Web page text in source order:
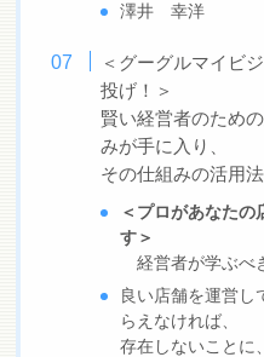
澤井 幸洋
＜グーグルマイビ
投げ！＞
賢い経営者のため
みが手に入り、
その仕組みの活用
＜プロがあなたの
す＞
経営者が学ぶべ
良い店舗を運営し
らえなければ、
存在しないことに